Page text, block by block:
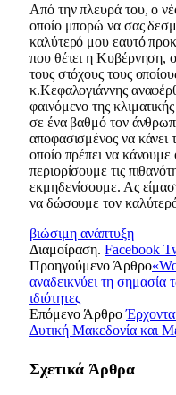
Από την πλευρά του, ο
οποίο μπορώ να σας
καλύτερό μου εαυτό
που θέτει η Κυβέρνηση,
τους στόχους τους
κ.Κεφαλογιάννης
φαινόμενο της
σε ένα βαθμό τον
αποφασισμένος να
οποίο πρέπει να
περιορίσουμε τις
εκμηδενίσουμε. Ας
να δώσουμε τον
βιώσιμη ανάπτυξη
Διαμοίραση. Facebook
Προηγούμενο Άρθρο
αναδεικνύει τη σημασία
ιδιότητες
Επόμενο Άρθρο
Δυτική Μακεδονία και
Σχετικά Άρθρα